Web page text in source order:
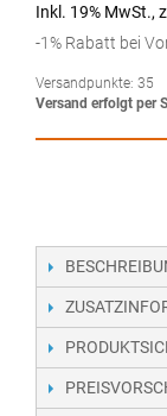
Inkl. 19% MwSt.,
-1% Rabatt bei
Versandpunkte: 35
Versand erfolgt per